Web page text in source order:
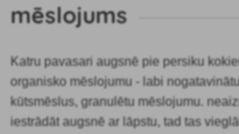
mēslojums
Katru pavasari augsnē pie persiku
organisko mēslojumu - labi
kūtsmēslus, granulētu mēslojumu.
iestrādāt augsnē ar lāpstu, tad tas